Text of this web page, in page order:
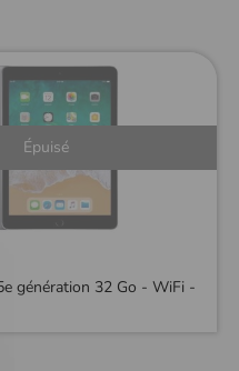
Épuisé
génération 32 Go - WiFi -